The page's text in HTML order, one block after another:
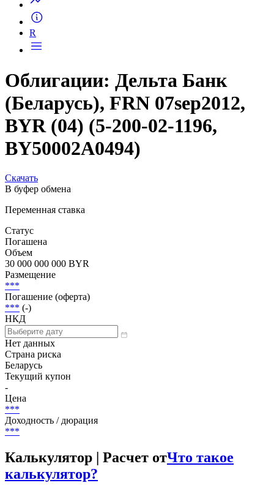
R
Облигации: Дельта Банк
(Беларусь), FRN 07sep2012,
BYR (04) (5-200-02-1196,
BY50002A0494)
Скачать
В буфер обмена
Переменная ставка
Статус
Погашена
Объем
30 000 000 000 BYR
Размещение
***
Погашение (оферта)
*** (-)
НКД
Нет данных
Страна риска
Беларусь
Текущий купон
-
Цена
***
Доходность / дюрация
***
Калькулятор | Расчет отЧто такое
калькулятор?